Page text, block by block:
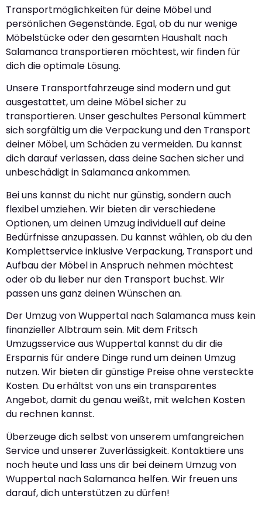
Transportmöglichkeiten für deine Möbel und
persönlichen Gegenstände. Egal, ob du nur wenige
Möbelstücke oder den gesamten Haushalt nach
Salamanca transportieren möchtest, wir finden für
dich die optimale Lösung.
Unsere Transportfahrzeuge sind modern und gut
ausgestattet, um deine Möbel sicher zu
transportieren. Unser geschultes Personal kümmert
sich sorgfältig um die Verpackung und den Transport
deiner Möbel, um Schäden zu vermeiden. Du kannst
dich darauf verlassen, dass deine Sachen sicher und
unbeschädigt in Salamanca ankommen.
Bei uns kannst du nicht nur günstig, sondern auch
flexibel umziehen. Wir bieten dir verschiedene
Optionen, um deinen Umzug individuell auf deine
Bedürfnisse anzupassen. Du kannst wählen, ob du den
Komplettservice inklusive Verpackung, Transport und
Aufbau der Möbel in Anspruch nehmen möchtest
oder ob du lieber nur den Transport buchst. Wir
passen uns ganz deinen Wünschen an.
Der Umzug von Wuppertal nach Salamanca muss kein
finanzieller Albtraum sein. Mit dem Fritsch
Umzugsservice aus Wuppertal kannst du dir die
Ersparnis für andere Dinge rund um deinen Umzug
nutzen. Wir bieten dir günstige Preise ohne versteckte
Kosten. Du erhältst von uns ein transparentes
Angebot, damit du genau weißt, mit welchen Kosten
du rechnen kannst.
Überzeuge dich selbst von unserem umfangreichen
Service und unserer Zuverlässigkeit. Kontaktiere uns
noch heute und lass uns dir bei deinem Umzug von
Wuppertal nach Salamanca helfen. Wir freuen uns
darauf, dich unterstützen zu dürfen!